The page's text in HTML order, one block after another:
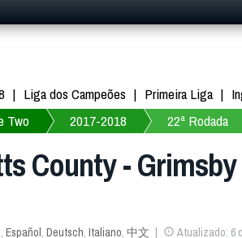
Liga dos Campeões Primeira Liga
Two 2017-2018 22ª Rodada
County -
, Español, Deutsch, Italiano, 中文 Atualizado: 6